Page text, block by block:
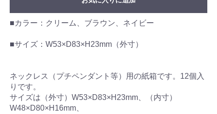
■カラー：クリーム、ブラウン、ネイビー
■サイズ：W53×D83×H23mm（外寸）
ネックレス（プチペンダント等）用の紙箱です。12個入
りです。
サイズは（外寸）W53×D83×H23mm、（内寸）
W48×D80×H16mm、